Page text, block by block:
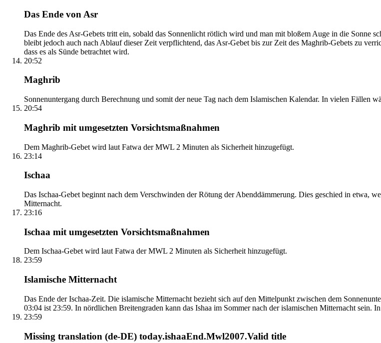
Das Ende von Asr
Das Ende des Asr-Gebets tritt ein, sobald das Sonnenlicht rötlich wird und man mit bloßem Auge in die Sonne
bleibt jedoch auch nach Ablauf dieser Zeit verpflichtend, das Asr-Gebet bis zur Zeit des Maghrib-Gebets zu
dass es als Sünde betrachtet wird.
20:52
Maghrib
Sonnenuntergang durch Berechnung und somit der neue Tag nach dem Islamischen Kalendar. In vielen Fällen
20:54
Maghrib mit umgesetzten Vorsichtsmaßnahmen
Dem Maghrib-Gebet wird laut Fatwa der MWL 2 Minuten als Sicherheit hinzugefügt.
23:14
Ischaa
Das Ischaa-Gebet beginnt nach dem Verschwinden der Rötung der Abenddämmerung. Dies geschied in etwa,
Mitternacht.
23:16
Ischaa mit umgesetzten Vorsichtsmaßnahmen
Dem Ischaa-Gebet wird laut Fatwa der MWL 2 Minuten als Sicherheit hinzugefügt.
23:59
Islamische Mitternacht
Das Ende der Ischaa-Zeit. Die islamische Mitternacht bezieht sich auf den Mittelpunkt zwischen dem
03:04 ist 23:59. In nördlichen Breitengraden kann das Ishaa im Sommer nach der islamischen Mitternacht sein.
23:59
Missing translation (de-DE) today.ishaaEnd.Mwl2007.Valid title